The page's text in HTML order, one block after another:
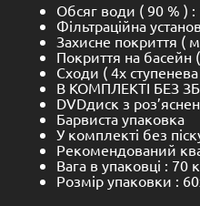
Обсяг води ( 90 % ) :
Фільтраційна
Захисне покриття (
Покриття на басейн
Сходи ( 4х
В КОМПЛЕКТІ БЕЗ
DVDдиск з
Барвиста упаковка
У комплекті без
Рекомендований
Вага в упаковці : 70
Розмір упаковки :